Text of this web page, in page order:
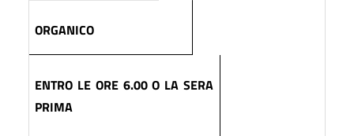
ORGANICO
ENTRO LE ORE 6.00 O LA SERA
PRIMA